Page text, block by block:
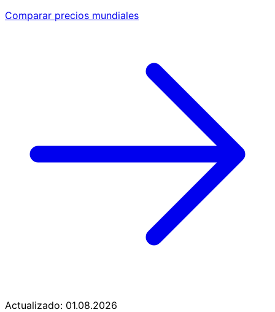
Comparar precios mundiales
Actualizado: 01.08.2026